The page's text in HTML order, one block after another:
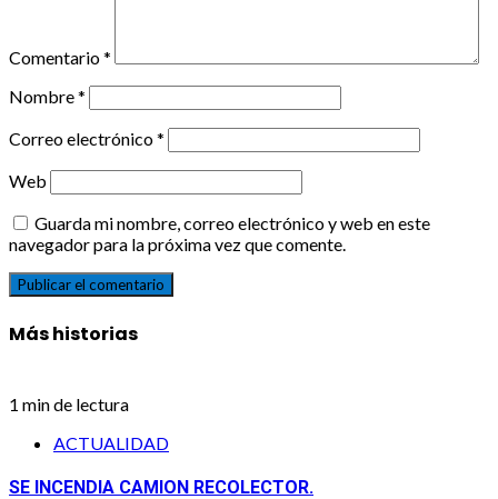
Comentario*
Nombre*
Correo electrónico*
Web
Guarda mi nombre, correo electrónico y web en este
navegador para la próxima vez que comente.
Más historias
1 min de lectura
ACTUALIDAD
SE INCENDIA CAMION RECOLECTOR.